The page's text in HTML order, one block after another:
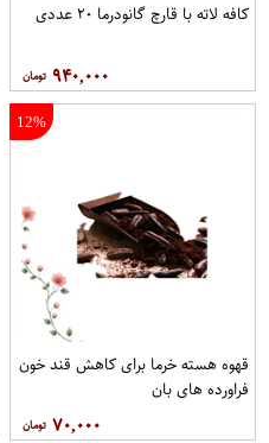
کافه لاته با قارچ گانودرما ۲۰ عددی
۹۴۰,۰۰۰
12%
قهوه هسته خرما برای کاهش قند خون
فراورده های بان
۷۰,۰۰۰